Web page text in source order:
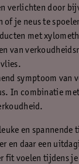
verlichten door
of je neus te
met
van
symptoom van
In combinatie
en spannende
en daar een
fit voelen tijdens